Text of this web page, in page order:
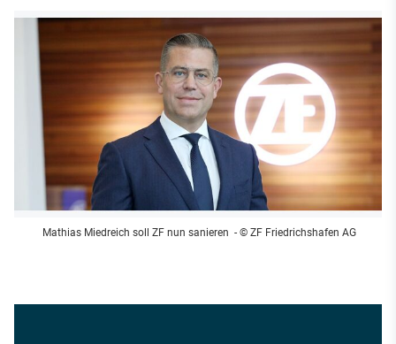
Mathias Miedreich soll ZF nun sanieren - © ZF Friedrichshafen AG